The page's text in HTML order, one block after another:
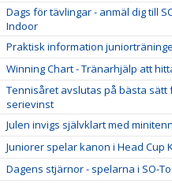
Dags för tävlingar - anmäl dig till
Indoor
Praktisk information
Winning Chart - Tränarhjälp att
Tennisåret avslutas på bästa sätt
serievinst
Julen invigs självklart med
Juniorer spelar kanon i Head Cup
Dagens stjärnor - spelarna i SO-